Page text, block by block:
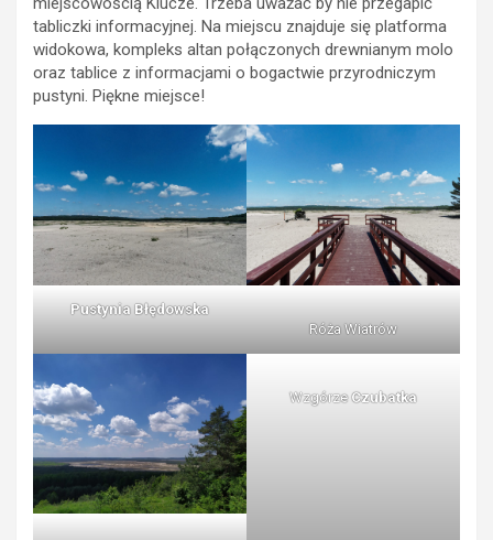
tabliczki informacyjnej. Na miejscu znajduje się platforma
widokowa, kompleks altan połączonych drewnianym molo
oraz tablice z informacjami o bogactwie przyrodniczym
pustyni. Piękne miejsce!
Pustynia Błędowska
Róża Wiatrów
WzgórzeCzubatka